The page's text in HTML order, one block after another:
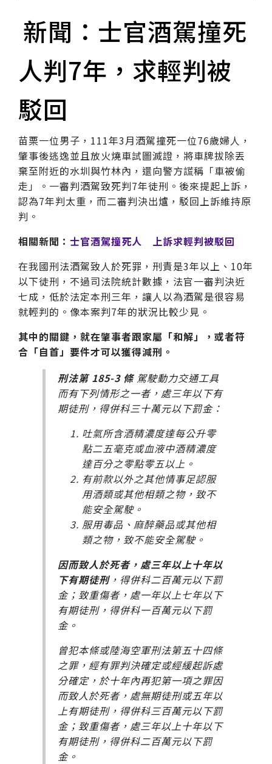
新聞：士官酒駕撞死
人判7年，求輕判被
駁回
苗栗一位男子，111年3月酒駕撞死一位76歲婦人，
肇事後逃逸並且放火燒車試圖滅證，將車牌拔除丟
棄至附近的水圳與竹林內，還向警方謊稱「車被偷
走」。一審判酒駕致死判7年徒刑。後來提起上訴，
認為7年判太重，而二審判決出爐，駁回上訴維持原
判。
相關新聞： 士官酒駕撞死人 上訴求輕判被駁回
在我國刑法酒駕致人於死罪，刑責是3年以上、10年
以下徒刑，不過司法院統計數據，法官一審判決近
七成，低於法定本刑三年，讓人以為酒駕是很容易
就輕判的。像本案判7年的狀況比較少見。
其中的關鍵，就在肇事者跟家屬「和解」，或者符
合「自首」要件才可以獲得減刑。
刑法第 185-3 條駕駛動力交通工具
而有下列情形之一者，處三年以下有
期徒刑，得併科三十萬元以下罰金：
吐氣所含酒精濃度達每公升零
點二五毫克或血液中酒精濃度
達百分之零點零五以上。
有前款以外之其他情事足認服
用酒類或其他相類之物，致不
能安全駕駛。
服用毒品、麻醉藥品或其他相
類之物，致不能安全駕駛。
因而致人於死者，處三年以上十年以
下有期徒刑，得併科二百萬元以下罰
金；致重傷者，處一年以上七年以下
有期徒刑，得併科一百萬元以下罰
金。
曾犯本條或陸海空軍刑法第五十四條
之罪，經有罪判決確定或經緩起訴處
分確定，於十年內再犯第一項之罪因
而致人於死者，處無期徒刑或五年以
上有期徒刑，得併科三百萬元以下罰
金；致重傷者，處三年以上十年以下
有期徒刑，得併科二百萬元以下罰
金。